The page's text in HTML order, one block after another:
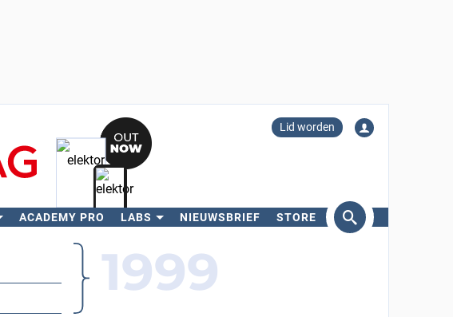
Lid worden
ACADEMY PRO LABS NIEUWSBRIEF STORE
Zoeken1999